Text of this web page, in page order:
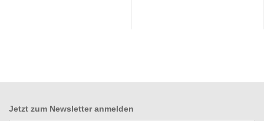
Jetzt zum Newsletter anmelden